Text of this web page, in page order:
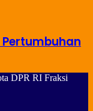
Pertumbuhan
DPR RI Fraksi